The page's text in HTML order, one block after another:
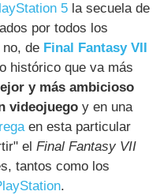
5 la secuela de
por todos los
de Final Fantasy VII
histórico que va más
y más ambicioso
videojuego y en una
en esta particular
elFinal Fantasy VII
tantos como los
.